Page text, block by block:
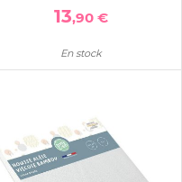
13,90 €
En stock